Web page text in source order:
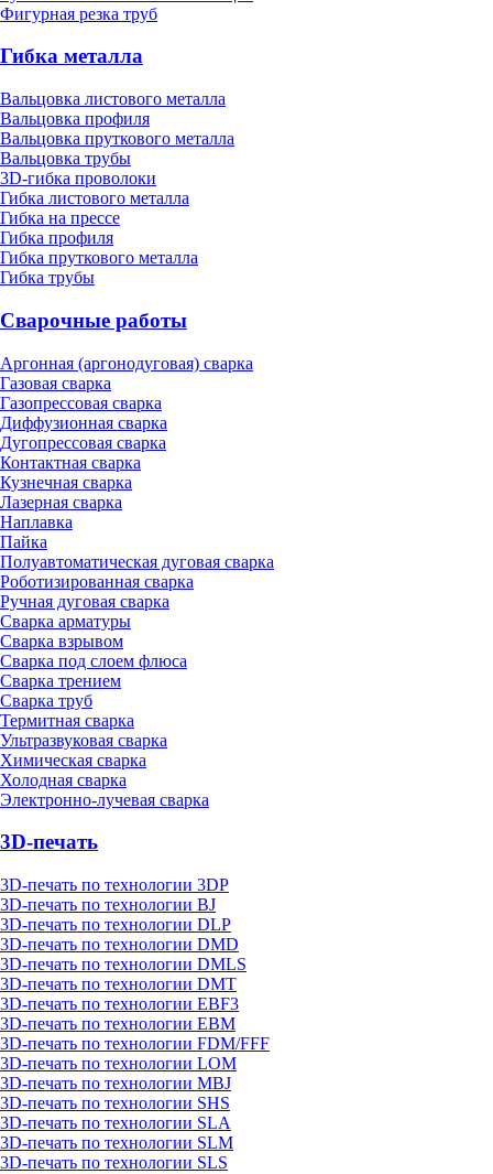
Фигурная резка труб
Гибка металла
Вальцовка листового металла
Вальцовка профиля
Вальцовка пруткового металла
Вальцовка трубы
3D-гибка проволоки
Гибка листового металла
Гибка на прессе
Гибка профиля
Гибка пруткового металла
Гибка трубы
Сварочные работы
Аргонная (аргонодуговая) сварка
Газовая сварка
Газопрессовая сварка
Диффузионная сварка
Дугопрессовая сварка
Контактная сварка
Кузнечная сварка
Лазерная сварка
Наплавка
Пайка
Полуавтоматическая дуговая сварка
Роботизированная сварка
Ручная дуговая сварка
Сварка арматуры
Сварка взрывом
Сварка под слоем флюса
Сварка трением
Сварка труб
Термитная сварка
Ультразвуковая сварка
Химическая сварка
Холодная сварка
Электронно-лучевая сварка
3D-печать
3D-печать по технологии 3DP
3D-печать по технологии BJ
3D-печать по технологии DLP
3D-печать по технологии DMD
3D-печать по технологии DMLS
3D-печать по технологии DMT
3D-печать по технологии EBF3
3D-печать по технологии EBM
3D-печать по технологии FDM/FFF
3D-печать по технологии LOM
3D-печать по технологии MBJ
3D-печать по технологии SHS
3D-печать по технологии SLA
3D-печать по технологии SLM
3D-печать по технологии SLS